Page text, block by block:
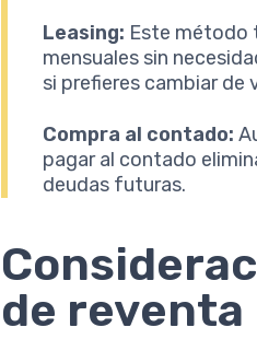
Leasing: Este método
mensuales sin
si prefieres cambiar de
Compra al contado:
pagar al contado
deudas futuras.
de reventa